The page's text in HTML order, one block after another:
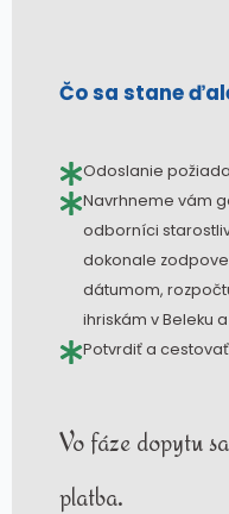
Čo sa stane
Odoslanie
Navrhneme vám
odborníci
dokonale
dátumom,
ihriskám v Beleku
Potvrdiť a
Vo fáze dopytu
platba.